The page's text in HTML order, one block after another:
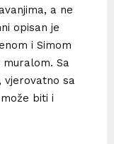
a ne
opisan je
i Simom
Sa
vjerovatno sa
biti i